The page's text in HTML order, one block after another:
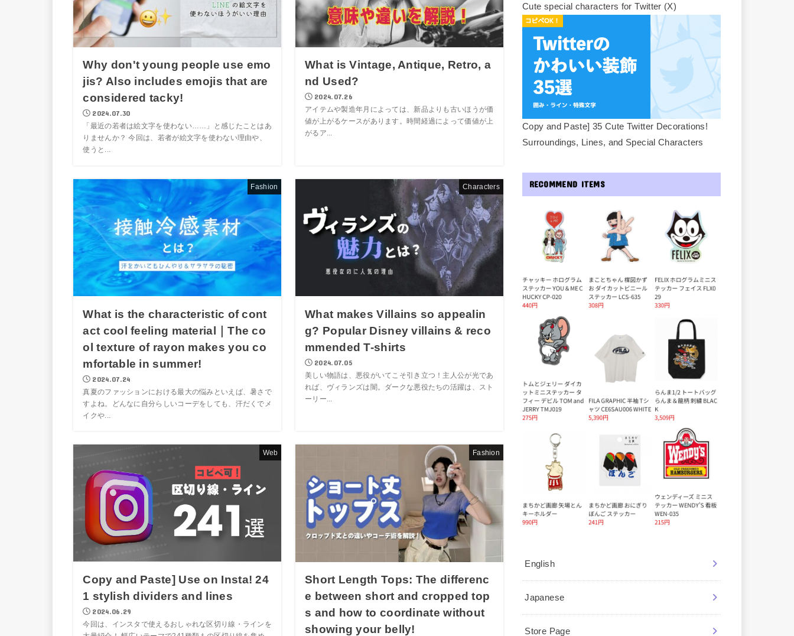
Why don't young people use emo
jis? Also includes emojis that are
considered tacky!
2024.07.30
「最近の若者は絵文字を使わない……」と感じたことはあ
りませんか？ 今回は、若者が絵文字を使わない理由や、
使うと...
What is Vintage, Antique, Retro, a
nd Used?
2024.07.26
アイテムや製造年月によっては、新品よりも古いほうが価
値が上がるケースがあります。時間経過によって価値が上
がるア...
Fashion
What is the characteristic of cont
act cool feeling material｜The co
ol texture of rayon makes you co
mfortable in summer!
2024.07.24
真夏のファッションにおける最大の悩みといえば、暑さで
すよね。どんなに自分らしいコーデをしても、汗だくでメ
イクや...
Characters
What makes Villains so appealin
g? Popular Disney villains & reco
mmended T-shirts
2024.07.05
美しい物語は、悪役がいてこそ引き立つ！主人公が光であ
れば、ヴィランズは闇。ダークな悪役たちの活躍は、スト
ーリー...
Web
Copy and Paste] Use on Insta! 24
1 stylish dividers and lines
2024.06.29
今回は、インスタで使えるおしゃれな区切り線・ラインを
Fashion
Short Length Tops: The differenc
e between short and cropped top
s and how to coordinate without
showing your belly!
Cute special characters for Twitter (X)
Copy and Paste] 35 Cute Twitter Decorations!
Surroundings, Lines, and Special Characters
RECOMMEND ITEMS
English
Japanese
Store Page